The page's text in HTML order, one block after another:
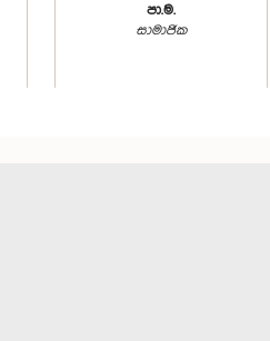
පා.ම.
සාමාජික